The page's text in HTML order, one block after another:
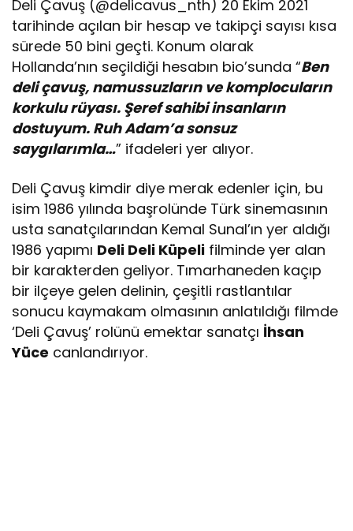
Deli Çavuş (@delicavus_nth) 20 Ekim 2021
tarihinde açılan bir hesap ve takipçi sayısı kısa
sürede 50 bini geçti. Konum olarak
Hollanda’nın seçildiği hesabın bio’sunda “Ben
deli çavuş, namussuzların ve komplocuların
korkulu rüyası. Şeref sahibi insanların
dostuyum. Ruh Adam’a sonsuz
saygılarımla…” ifadeleri yer alıyor.
Deli Çavuş kimdir diye merak edenler için, bu
isim 1986 yılında başrolünde Türk sinemasının
usta sanatçılarından Kemal Sunal’ın yer aldığı
1986 yapımı Deli Deli Küpeli filminde yer alan
bir karakterden geliyor. Tımarhaneden kaçıp
bir ilçeye gelen delinin, çeşitli rastlantılar
sonucu kaymakam olmasının anlatıldığı filmde
‘Deli Çavuş’ rolünü emektar sanatçı İhsan
Yüce canlandırıyor.